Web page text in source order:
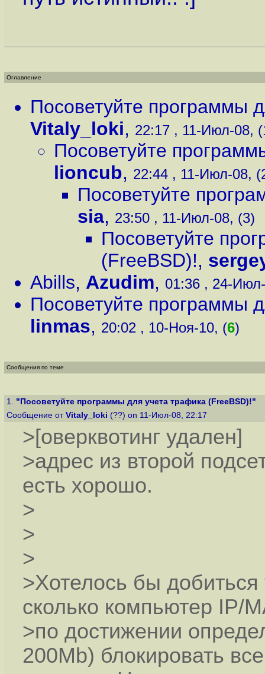
Оглавление
Посоветуйте программы
Vitaly_loki, 22:17 , 11-Июл-08,
Посоветуйте
lioncub, 22:44 , 11-Июл-08,
Посоветуйте
sia, 23:50 , 11-Июл-08, (3)
Посоветуйте
(FreeBSD)!,
Abills, Azudim, 01:36 , 24-
Посоветуйте программы
linmas, 20:02 , 10-Ноя-10, (6)
Сообщения по теме
1. "Посоветуйте программы для учета трафика (FreeBSD)!"
Сообщение от Vitaly_loki (??) on 11-Июл-08, 22:17
>[оверквотинг удален]
>адрес из второй
есть хорошо.
>
>
>
>Хотелось бы добиться
сколько компьютер IP/
>по достижении
200Mb) блокировать